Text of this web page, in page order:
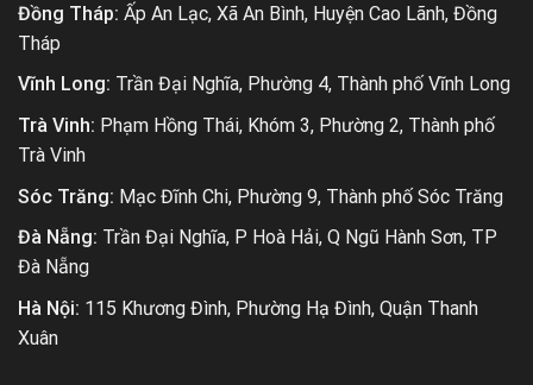
Đồng Tháp: Ấp An Lạc, Xã An Bình, Huyện Cao Lãnh, Đồng
Tháp
Vĩnh Long: Trần Đại Nghĩa, Phường 4, Thành phố Vĩnh Long
Trà Vinh: Phạm Hồng Thái, Khóm 3, Phường 2, Thành phố
Trà Vinh
Sóc Trăng: Mạc Đĩnh Chi, Phường 9, Thành phố Sóc Trăng
Đà Nẵng: Trần Đại Nghĩa, P Hoà Hải, Q Ngũ Hành Sơn, TP
Đà Nẵng
Hà Nội: 115 Khương Đình, Phường Hạ Đình, Quận Thanh
Xuân